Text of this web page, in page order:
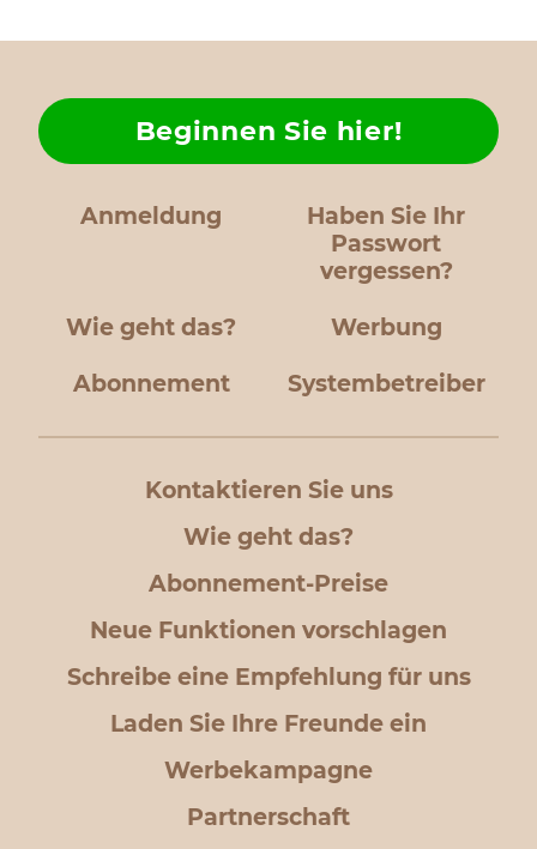
Anmeldung
Haben Sie Ihr
Passwort
vergessen?
Wie geht das?
Beginnen Sie hier!
Werbung
Abonnement Systembetreiber
Kontaktieren Sie uns
Wie geht das?
Abonnement-Preise
Neue Funktionen vorschlagen
Schreibe eine Empfehlung für uns
Laden Sie Ihre Freunde ein
Werbekampagne
Partnerschaft